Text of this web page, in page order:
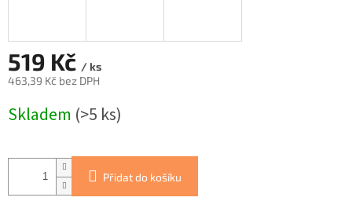
519 Kč / ks
463,39 Kč bez DPH
cena:
Skladem (>5 ks)
Přidat do košíku